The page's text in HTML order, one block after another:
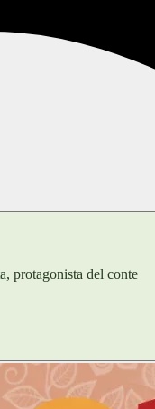
protagonista del conte